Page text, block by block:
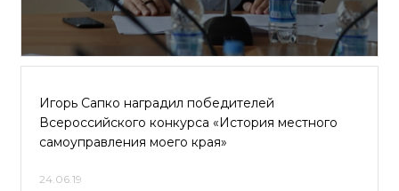
Игорь Сапко наградил победителей
Всероссийского конкурса «История местного
самоуправления моего края»
24.06.19